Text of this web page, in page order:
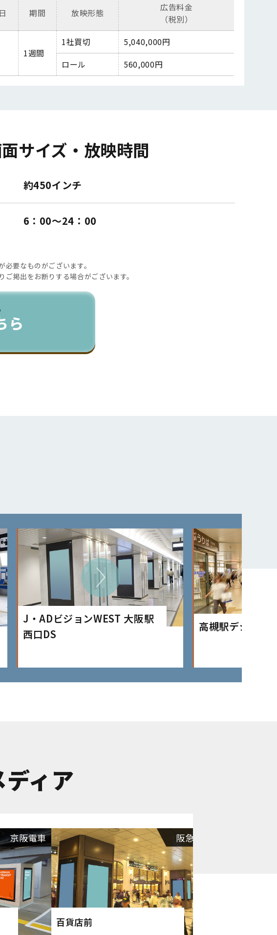
期間 放映形態
広告料金
（税別）
1週間
1社買切 5,040,000円
ロール 560,000円
サイズ・放映時間
約450インチ
6：00〜24：00
要なものがございます。
掲出をお断りする場合がございます。
ら
J・ADビジョンWEST 大阪駅
西口DS
高槻駅デジタル
ィア
京阪電車
百貨店前
阪急電車